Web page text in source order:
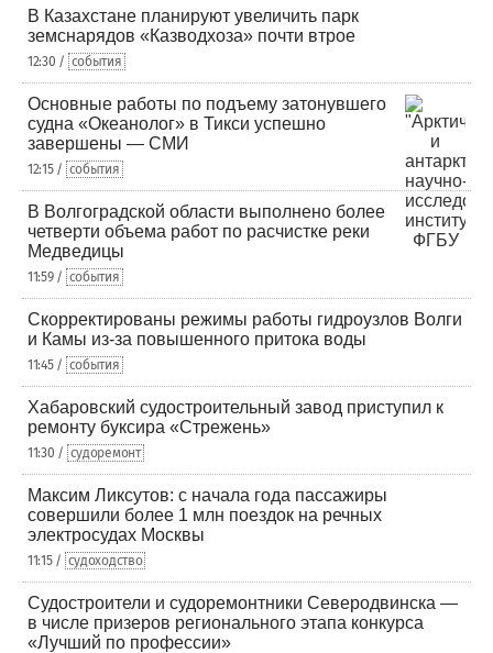
В Казахстане планируют увеличить парк
земснарядов «Казводхоза» почти втрое
12:30 / события
Основные работы по подъему затонувшего
судна «Океанолог» в Тикси успешно
завершены — СМИ
12:15 / события
В Волгоградской области выполнено более
четверти объема работ по расчистке реки
Медведицы
11:59 / события
Скорректированы режимы работы гидроузлов Волги
и Камы из-за повышенного притока воды
11:45 / события
Хабаровский судостроительный завод приступил к
ремонту буксира «Стрежень»
11:30 / судоремонт
Максим Ликсутов: с начала года пассажиры
совершили более 1 млн поездок на речных
электросудах Москвы
11:15 / судоходство
Судостроители и судоремонтники Северодвинска —
в числе призеров регионального этапа конкурса
«Лучший по профессии»